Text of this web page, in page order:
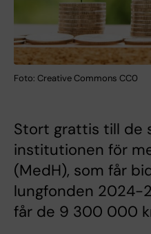
Foto: Creative Commons CC0
Stort grattis till de
institutionen för
(MedH), som får
lungfonden 2024-
får de 9 300 000